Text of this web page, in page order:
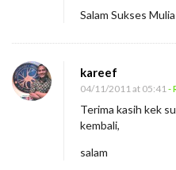
r
a
s
Salam Sukses
kareef
04/11/2011 at 05:41-
Terima kasih kek
kembali,
salam